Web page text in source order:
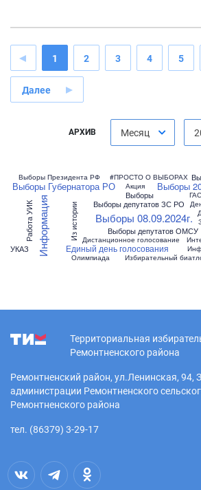
1 2 3 4 5
Далее
АРХИВ Месяц
#ПРОСТО О ВЫБОРАХ
Акция
Выборы
Выборы депутатов ЗС РО
Выборы 08.09.2024г.
Выборы
Выборы Губернатора РО
Выборы Президента РФ
Выборы депутатов ОМСУ
Дистанционное голосование
Единый день голосования
Из истории
Избирательный
Информация
Олимпиада
Работа УИК
УКАЗ
Территориальная
Ремонтненского района
Ремонтненский район, ул.Ленинская, 94,
администрации Ремонтненского
Ремонтненского района
тел. (86379) 3-29-17